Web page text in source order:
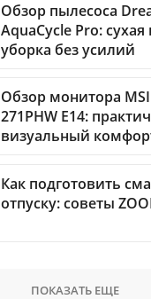
Обзор пылесоса
AquaCycle Pro:
уборка без усилий
Обзор монитора MSI
271PHW E14:
визуальный
Как подготовить
отпуску: советы
ПОКАЗАТЬ ЕЩЕ